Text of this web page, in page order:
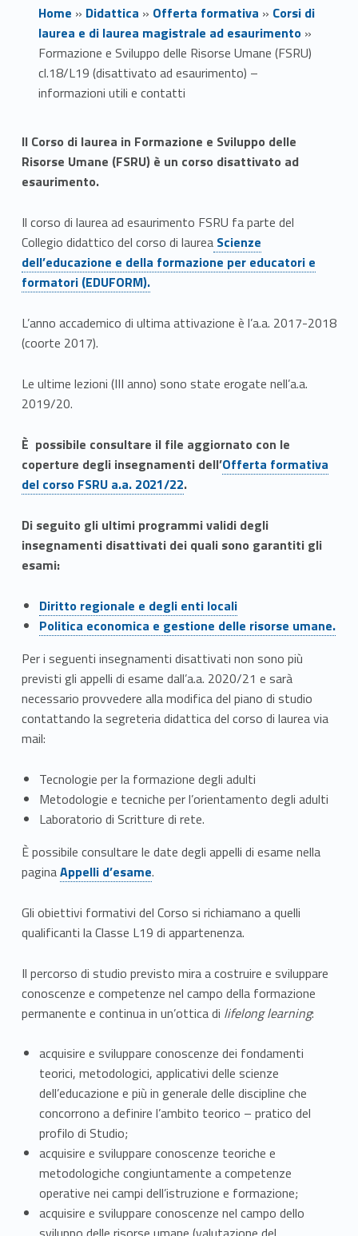
Home » Didattica » Offerta formativa » Corsi di
laurea e di laurea magistrale ad esaurimento»
Formazione e Sviluppo delle Risorse Umane (FSRU)
cl.18/L19 (disattivato ad esaurimento) –
informazioni utili e contatti
F
o
r
m
a
z
i
o
n
e
e
S
v
i
l
u
p
p
o
d
e
l
l
e
R
i
s
o
r
m
a
Il Corso di laurea in Formazione e Sviluppo delle
Risorse Umane (FSRU) è un corso disattivato ad
esaurimento.
Il corso di laurea ad esaurimento FSRU fa parte del
Collegio didattico del corso di laurea Link identifier #identifier__11693-1
Scienze
dell’educazione e della formazione per educatori e
formatori (EDUFORM).
L’anno accademico di ultima attivazione è l’a.a. 2017-2018
(coorte 2017).
Le ultime lezioni (III anno) sono state erogate nell’a.a.
2019/20.
È possibile consultare il file aggiornato con le
coperture degli insegnamenti dell’Link identifier #identifier__171408-4
Link identifier #identifier__166643-2
Offerta formativa
del corso FSRU a.a. 2021/22.
Di seguito gli ultimi programmi validi degli
insegnamenti disattivati dei quali sono garantiti gli
esami:
Link identifier #identifier__194920-3
Diritto regionale e degli enti locali
Link identifier #identifier__11949-4
Politica economica e gestione delle risorse umane.
Per i seguenti insegnamenti disattivati non sono più
previsti gli appelli di esame dall’a.a. 2020/21 e sarà
necessario provvedere alla modifica del piano di studio
contattando la segreteria didattica del corso di laurea via
mail:
Tecnologie per la formazione degli adulti
Metodologie e tecniche per l’orientamento degli adulti
Laboratorio di Scritture di rete.
È possibile consultare le date degli appelli di esame nella
pagina Link identifier #identifier__142026-5
Appelli d’esame.
Gli obiettivi formativi del Corso si richiamano a quelli
qualificanti la Classe L19 di appartenenza.
Il percorso di studio previsto mira a costruire e sviluppare
conoscenze e competenze nel campo della formazione
permanente e continua in un’ottica di lifelong learning:
acquisire e sviluppare conoscenze dei fondamenti
teorici, metodologici, applicativi delle scienze
dell’educazione e più in generale delle discipline che
concorrono a definire l’ambito teorico – pratico del
profilo di Studio;
acquisire e sviluppare conoscenze teoriche e
metodologiche congiuntamente a competenze
operative nei campi dell’istruzione e formazione;
acquisire e sviluppare conoscenze nel campo dello